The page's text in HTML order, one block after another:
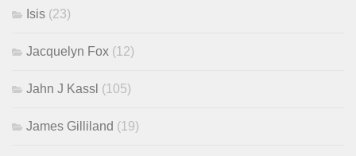
Isis (23)
Jacquelyn Fox (12)
Jahn J Kassl (105)
James Gilliland (19)